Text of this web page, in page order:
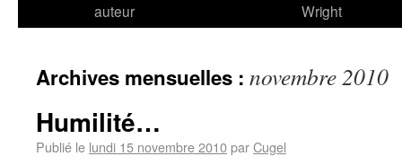
auteur
Wright
Archives mensuelles : novembre 2010
Humilité…
Publié le lundi 15 novembre 2010parCugel